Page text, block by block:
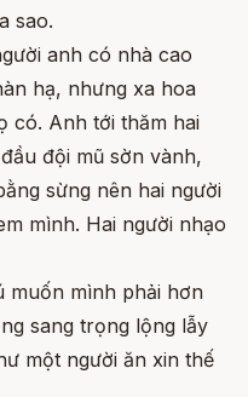
sao.
anh có nhà cao
hạ, nhưng xa hoa
có. Anh tới thăm hai
đội mũ sờn vành,
sừng nên hai người
mình. Hai người nhạo
muốn mình phải hơn
sang trọng lộng lẫy
một người ăn xin thế